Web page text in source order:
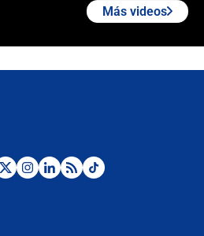
futuro les espera a las cabalgatas en
"No hubo fraude ni posibilidad de
Más videos